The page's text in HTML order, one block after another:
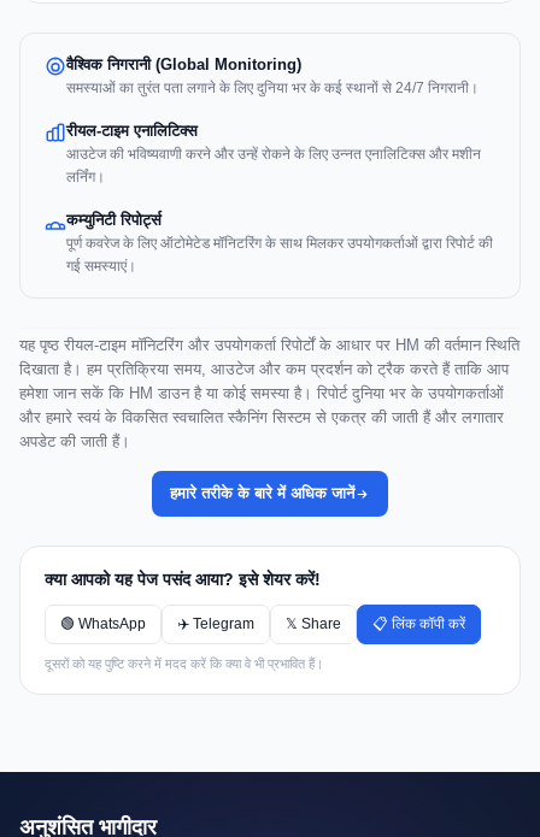
वैश्विक निगरानी (Global Monitoring)
समस्याओं का तुरंत पता लगाने के लिए दुनिया भर के कई स्थानों से 24/7 निगरानी।
रीयल-टाइम एनालिटिक्स
आउटेज की भविष्यवाणी करने और उन्हें रोकने के लिए उन्नत एनालिटिक्स और मशीन
लर्निंग।
कम्युनिटी रिपोर्ट्स
पूर्ण कवरेज के लिए ऑटोमेटेड मॉनिटरिंग के साथ मिलकर उपयोगकर्ताओं द्वारा रिपोर्ट की
गई समस्याएं।
यह पृष्ठ रीयल-टाइम मॉनिटरिंग और उपयोगकर्ता रिपोर्टों के आधार पर HM की वर्तमान स्थिति
दिखाता है। हम प्रतिक्रिया समय, आउटेज और कम प्रदर्शन को ट्रैक करते हैं ताकि आप
हमेशा जान सकें कि HM डाउन है या कोई समस्या है। रिपोर्ट दुनिया भर के उपयोगकर्ताओं
और हमारे स्वयं के विकसित स्वचालित स्कैनिंग सिस्टम से एकत्र की जाती हैं और लगातार
अपडेट की जाती हैं।
हमारे तरीके के बारे में अधिक जानें
क्या आपको यह पेज पसंद आया? इसे शेयर करें!
🟢 WhatsApp ✈️ Telegram 𝕏 Share 📋 लिंक कॉपी करें
दूसरों को यह पुष्टि करने में मदद करें कि क्या वे भी प्रभावित हैं।
अनुशंसित भागीदार